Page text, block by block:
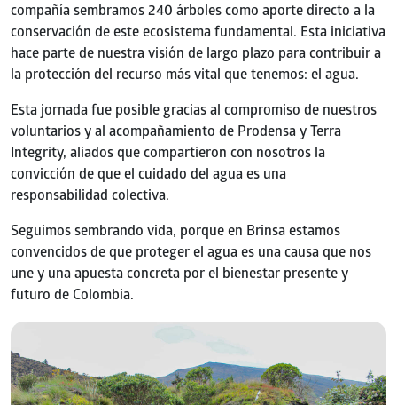
compañía sembramos 240 árboles como aporte directo a la
conservación de este ecosistema fundamental. Esta iniciativa
hace parte de nuestra visión de largo plazo para contribuir a
la protección del recurso más vital que tenemos: el agua.
Esta jornada fue posible gracias al compromiso de nuestros
voluntarios y al acompañamiento de Prodensa y Terra
Integrity, aliados que compartieron con nosotros la
convicción de que el cuidado del agua es una
responsabilidad colectiva.
Seguimos sembrando vida, porque en Brinsa estamos
convencidos de que proteger el agua es una causa que nos
une y una apuesta concreta por el bienestar presente y
futuro de Colombia.